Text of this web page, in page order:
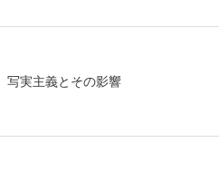
写実主義とその影響